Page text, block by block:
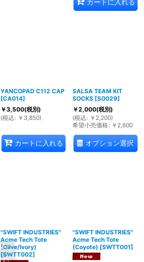
カートに入れる
YANCOPAD C112 CAP
[CA014]
￥3,500(税別)
(税込 : ￥ 3,850)
カートに入れる
SALSA TEAM KIT
SOCKS [SO029]
￥2,000(税別)
(税込 : ￥ 2,200)
希望小売価格: ￥ 2,600
オプション選択
"SWIFT INDUSTRIES"
Acme Tech Tote
(Olive/Ivory)
[SWTT002]
"SWIFT INDUSTRIES"
Acme Tech Tote
(Coyote) [SWTT001]